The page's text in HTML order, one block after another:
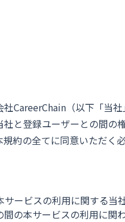
CareerChain（以下「当
社と登録ユーザーとの間
約の全てに同意いただく必
ービスの利用に関する当
の本サービスの利用に関